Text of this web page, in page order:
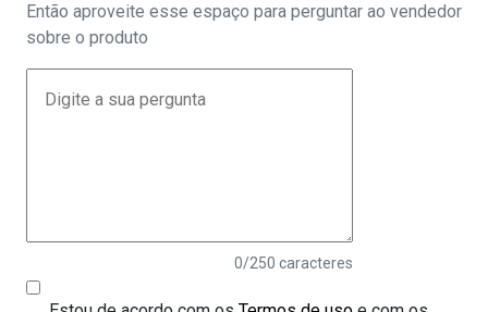
Então aproveite esse espaço para perguntar ao vendedor
sobre o produto
0/250 caracteres